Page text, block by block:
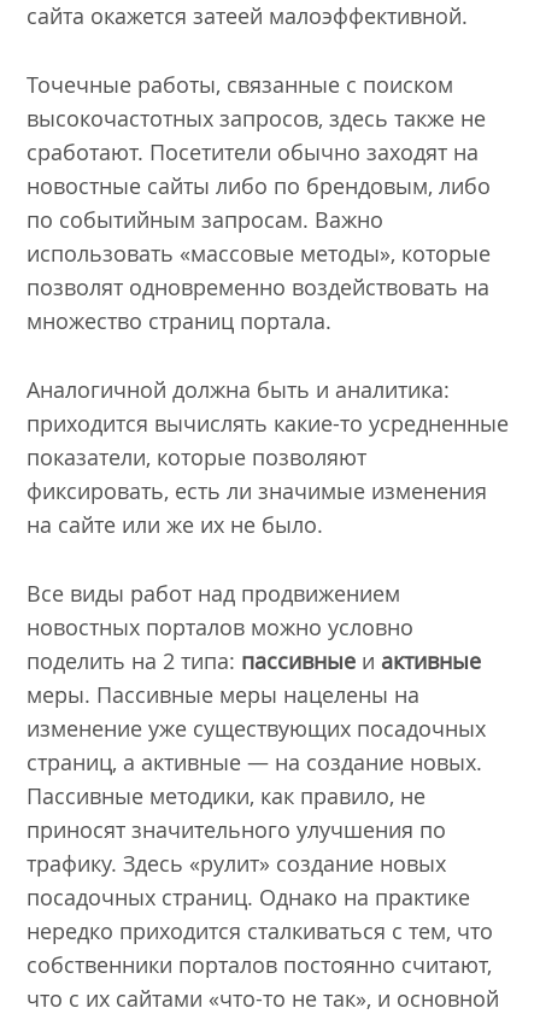
сайта окажется затеей малоэффективной.
Точечные работы, связанные с поиском
высокочастотных запросов, здесь также не
сработают. Посетители обычно заходят на
новостные сайты либо по брендовым, либо
по событийным запросам. Важно
использовать «массовые методы», которые
позволят одновременно воздействовать на
множество страниц портала.
Аналогичной должна быть и аналитика:
приходится вычислять какие-то усредненные
показатели, которые позволяют
фиксировать, есть ли значимые изменения
на сайте или же их не было.
Все виды работ над продвижением
новостных порталов можно условно
поделить на 2 типа: пассивные иактивные
меры. Пассивные меры нацелены на
изменение уже существующих посадочных
страниц, а активные — на создание новых.
Пассивные методики, как правило, не
приносят значительного улучшения по
трафику. Здесь «рулит» создание новых
посадочных страниц. Однако на практике
нередко приходится сталкиваться с тем, что
собственники порталов постоянно считают,
что с их сайтами «что-то не так», и основной